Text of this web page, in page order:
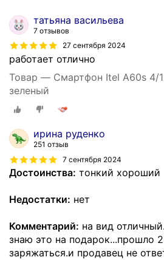
татьяна васильева
7 отзывов
27 сентября 2024
работает отлично
Товар — Смартфон Itel A60s 4/
зелeный
ирина руденко
251 отзыв
7 сентября 2024
Достоинства: тонкий хороший
Недостатки: нет
Комментарий: на вид
знаю это на подарок...прошло
заряжаться.и продавец не